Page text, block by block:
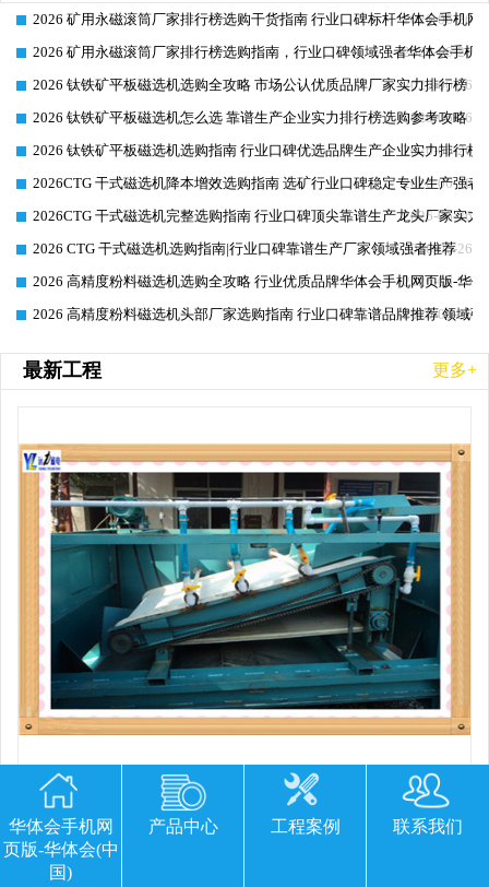
2026-06-26
2026 矿用永磁滚筒厂家排行榜选购干货指南 行业口碑标杆华体会手机网
2026-06-26
2026 矿用永磁滚筒厂家排行榜选购指南，行业口碑领域强者华体会手机
2026-06-26
2026 钛铁矿平板磁选机选购全攻略 市场公认优质品牌厂家实力排行榜
2026-06-26
2026 钛铁矿平板磁选机怎么选 靠谱生产企业实力排行榜选购参考攻略
2026-06-26
2026 钛铁矿平板磁选机选购指南 行业口碑优选品牌生产企业实力排行榜
2026-06-26
2026CTG 干式磁选机降本增效选购指南 选矿行业口碑稳定专业生产强者
2026-06-26
2026CTG 干式磁选机完整选购指南 行业口碑顶尖靠谱生产龙头厂家实力
2026-06-26
2026 CTG 干式磁选机选购指南|行业口碑靠谱生产厂家领域强者推荐
2026-06-26
2026 高精度粉料磁选机选购全攻略 行业优质品牌华体会手机网页版-华
2026-06-26
2026 高精度粉料磁选机头部厂家选购指南 行业口碑靠谱品牌推荐 领域
最新工程 更多+
平板磁选机胶带那里有
华体会手机网
页版-华体会(中
国)
产品中心 工程案例 联系我们